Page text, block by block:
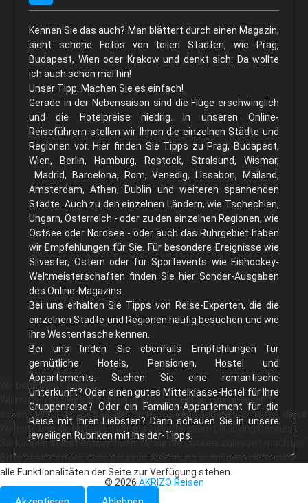
Kennen Sie das auch? Man blättert durch einen Magazin,
sieht schöne Fotos von tollen Städten, wie Prag,
Budapest, Wien oder Krakow und denkt sich: Da wollte
ich auch schon mal hin!
Unser Tipp: Machen Sie es einfach!
Gerade in der Nebensaison sind die Flüge erschwinglich
und die Hotelpreise niedrig. In unseren Online-
Reiseführern stellen wir Ihnen die einzelnen Städte und
Regionen vor. Hier finden Sie Tipps zu Prag, Budapest,
Wien, Berlin, Hamburg, Rostock, Stralsund, Wismar,
Madrid, Barcelona, Rom, Venedig, Lissabon, Mailand,
Amsterdam, Athen, Dublin und weiteren spannenden
Städte. Auch zu den einzelnen Ländern, wie Tschechien,
Ungarn, Österreich - oder zu den einzelnen Regionen, wie
Ostsee oder Nordsee - oder auch das Ruhrgebiet haben
wir Empfehlungen für Sie. Für besondere Ereignisse wie
Silvester, Ostern oder für Sportevents wie Eishockey-
Weltmeisterschaften finden Sie hier Sonder-Ausgaben
des Online-Magazins.
Bei uns erhalten Sie Tipps von Reise-Experten, die die
einzelnen Städte und Regionen häufig besuchen und wie
ihre Westentasche kennen.
Bei uns finden Sie ebenfalls Empfehlungen für
gemütliche Hotels, Pensionen, Hostel und
Appartements. Suchen Sie eine romantische
Unterkunft? Oder einen gutes Mittelklasse-Hotel für Ihre
Gruppenreise? Oder ein Familien-Appartement für die
Reise mit Ihren Liebsten? Dann schauen Sie in unsere
jeweiligen Rubriken mit Insider-Tipps.
© 2026 AKRIZO Reisen
Wir benutzen Cookies
Wir nutzen Cookies auf unserer Website. Einige von ihnen sind
essenziell für den Betrieb der Seite, während andere uns helfen, diese
Website und die Nutzererfahrung zu verbessern (Tracking Cookies).
Sie können selbst entscheiden, ob Sie die Cookies zulassen möchten.
Bitte beachten Sie, dass bei einer Ablehnung womöglich nicht mehr
alle Funktionalitäten der Seite zur Verfügung stehen.